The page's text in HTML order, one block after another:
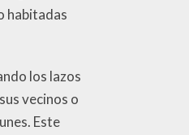
habitadas
los lazos
vecinos o
Este